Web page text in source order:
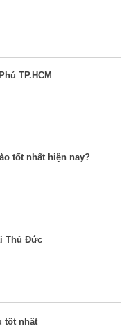
TP.HCM
tốt nhất hiện nay?
Thủ Đức
tốt nhất